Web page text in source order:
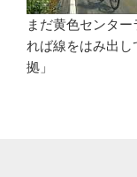
まだ黄色センタ
れば線をはみ出
拠」